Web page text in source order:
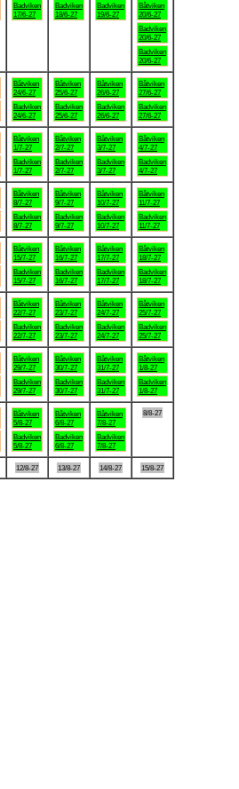
Badviken
17/6-27
Badviken
18/6-27
Badviken
19/6-27
Båtviken
20/6-27
Badviken
20/6-27
Badviken
20/6-27
Båtviken
24/6-27
Badviken
24/6-27
Båtviken
25/6-27
Badviken
25/6-27
Båtviken
26/6-27
Badviken
26/6-27
Båtviken
27/6-27
Badviken
27/6-27
Båtviken
1/7-27
Badviken
1/7-27
Båtviken
2/7-27
Badviken
2/7-27
Båtviken
3/7-27
Badviken
3/7-27
Båtviken
4/7-27
Badviken
4/7-27
Båtviken
8/7-27
Badviken
8/7-27
Båtviken
9/7-27
Badviken
9/7-27
Båtviken
10/7-27
Badviken
10/7-27
Båtviken
11/7-27
Badviken
11/7-27
Båtviken
15/7-27
Badviken
15/7-27
Båtviken
16/7-27
Badviken
16/7-27
Båtviken
17/7-27
Badviken
17/7-27
Båtviken
18/7-27
Badviken
18/7-27
Båtviken
22/7-27
Badviken
22/7-27
Båtviken
23/7-27
Badviken
23/7-27
Båtviken
24/7-27
Badviken
24/7-27
Båtviken
25/7-27
Badviken
25/7-27
Båtviken
29/7-27
Badviken
29/7-27
Båtviken
30/7-27
Badviken
30/7-27
Båtviken
31/7-27
Badviken
31/7-27
Båtviken
1/8-27
Badviken
1/8-27
Båtviken
5/8-27
Badviken
5/8-27
Båtviken
6/8-27
Badviken
6/8-27
Båtviken
7/8-27
Badviken
7/8-27
8/8-27
12/8-27 13/8-27 14/8-27 15/8-27